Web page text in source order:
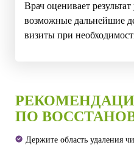
Врач оценивает
возможные дальнейшие
визиты при
ПО
Держите область удаления